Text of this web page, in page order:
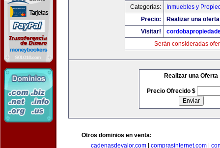
Categorias:
Inmuebles y
Precio:
Realizar una
Visitar!
Serán consideradas
Realizar una Oferta
Precio Ofrecido $
Otros dominios en venta:
cadenasdevalor.com
comprasinternet.com